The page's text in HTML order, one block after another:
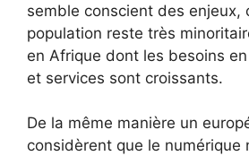
semble conscient des enjeux,
population reste très
en Afrique dont les besoins
et services sont croissants.
De la même manière un
considèrent que le numérique